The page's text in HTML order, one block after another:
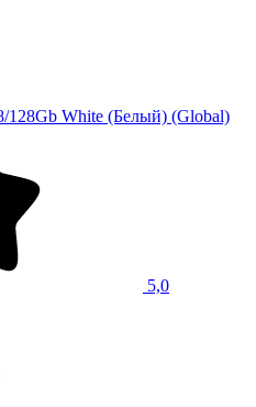
128Gb White (Белый) (Global)
5,0